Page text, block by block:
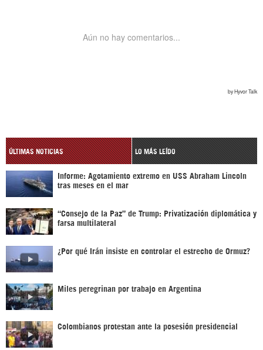
ÚLTIMAS NOTICIAS LO MÁS LEÍDO
Informe: Agotamiento extremo en USS Abraham Lincoln
tras meses en el mar
“Consejo de la Paz” de Trump: Privatización diplomática y
farsa multilateral
¿Por qué Irán insiste en controlar el estrecho de Ormuz?
Miles peregrinan por trabajo en Argentina
Colombianos protestan ante la posesión presidencial